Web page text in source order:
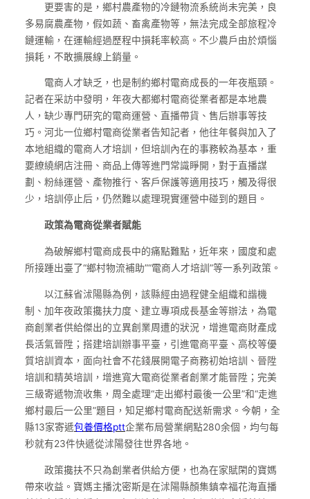
更要害的是，鄉村農產物的冷鏈物流系統尚未完美，良
多易腐農產物，假如蔬、畜禽產物等，無法完成全部旅程冷
鏈運輸，在運輸經過歷程中損耗率較高。不少農戶由於煩惱
損耗，不敢擴展線上銷量。
電商人才缺乏，也是制約鄉村電商成長的一年夜瓶頸。
記者在采訪中發明，年夜大都鄉村電商從業者都是本地農
人，缺少專門研究的電商運營、直播帶貨、售后辦事等技
巧。河北一位鄉村電商從業者告知記者，他往年餐與加入了
本地組織的電商人才培訓，但培訓內在的事務較為基本，重
要繚繞網店注冊、商品上傳等進門常識睜開，對于直播謀
劃、粉絲運營、產物推行、客戶保護等適用技巧，觸及得很
少，培訓停止后，仍然難以處理現實運營中碰到的題目。
政策為電商從業者賦能
為破解鄉村電商成長中的痛點難點，近年來，國度和處
所接踵出臺了“鄉村物流補助”“電商人才培訓”等一系列政策。
以江蘇省沭陽縣為例，該縣經由過程健全組織和諧機
制、加年夜政策攙扶力度、建立專項成長基金等辦法，為電
商創業者供給傑出的立異創業周遭的狀況，增進電商財產成
長活氣晉陞；搭建培訓辦事平臺，引進電商平臺、高校等優
質培訓資本，面向社會不花錢展開電子商務初始培訓、晉陞
培訓和精英培訓，增進寬大電商從業者創業才能晉陞；完美
三級寄遞物流收集，周全處理“走出鄉村最後一公里”和“走進
鄉村最后一公里”題目，知足鄉村電商配送新需求。今朝，全
縣13家寄遞包養價格ptt企業布局營業網點280余個，均勻每
秒就有23件快遞從沭陽發往世界各地。
政策攙扶不只為創業者供給方便，也為在家賦閑的寶媽
帶來收益。寶媽主播沈密斯是在沭陽縣顏集鎮幸福花海直播